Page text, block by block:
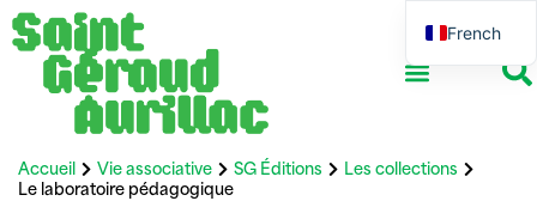
Accueil Vie associative SG Éditions
Les collections
Le laboratoire pédagogique
French